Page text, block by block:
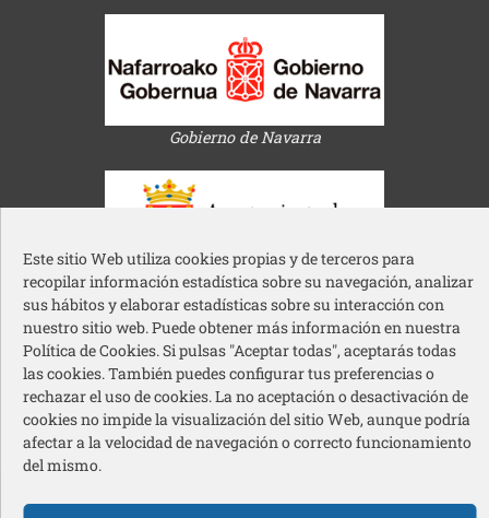
Este sitio Web utiliza cookies propias y de terceros para
recopilar información estadística sobre su navegación, analizar
sus hábitos y elaborar estadísticas sobre su interacción con
nuestro sitio web. Puede obtener más información en nuestra
Política de Cookies. Si pulsas "Aceptar todas", aceptarás todas
las cookies. También puedes configurar tus preferencias o
rechazar el uso de cookies. La no aceptación o desactivación de
cookies no impide la visualización del sitio Web, aunque podría
afectar a la velocidad de navegación o correcto funcionamiento
del mismo.
Gobierno de Navarra
Ayuntamiento de Pamplona
Acción Social Caja Rural de Navarra